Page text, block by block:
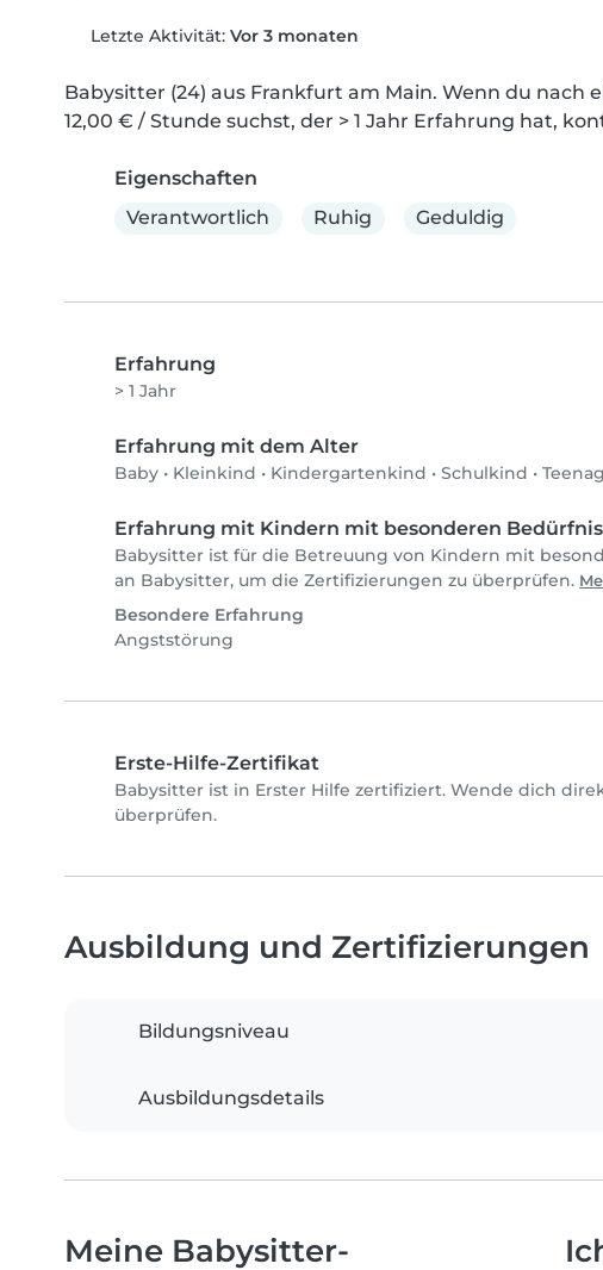
Letzte Aktivität: Vor 3 monaten
Babysitter (24) aus Frankfurt am Main. Wenn du
12,00 € / Stunde suchst, der > 1 Jahr Erfahrung hat,
Eigenschaften
Verantwortlich
Ruhig Geduldig
Erfahrung
> 1 Jahr
Erfahrung mit dem Alter
Baby • Kleinkind • Kindergartenkind • Schulkind •
Erfahrung mit Kindern mit besonderen
Babysitter ist für die Betreuung von Kindern mit
an Babysitter, um die Zertifizierungen zu überprüfen.
Besondere Erfahrung
Angststörung
Erste-Hilfe-Zertifikat
Babysitter ist in Erster Hilfe zertifiziert. Wende dich
überprüfen.
Ausbildung und Zertifizierungen
Bildungsniveau
Ausbildungsdetails
Meine Babysitter-